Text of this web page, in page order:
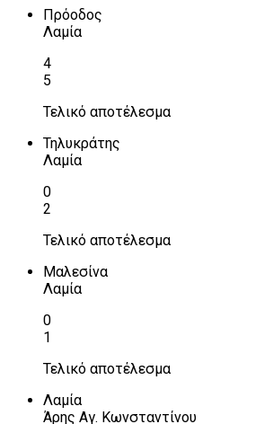
Πρόοδος
Λαμία
4
5
Τελικό αποτέλεσμα
Τηλυκράτης
Λαμία
0
2
Τελικό αποτέλεσμα
Μαλεσίνα
Λαμία
0
1
Τελικό αποτέλεσμα
Λαμία
Άρης Αγ. Κωνσταντίνου